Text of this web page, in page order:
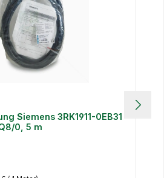
Siemens 3RK1911-0EB31
0, 5 m